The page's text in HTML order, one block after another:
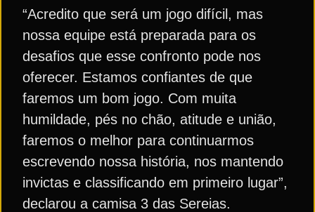
“Acredito que será um jogo difícil, mas
nossa equipe está preparada para os
desafios que esse confronto pode nos
oferecer. Estamos confiantes de que
faremos um bom jogo. Com muita
humildade, pés no chão, atitude e união,
faremos o melhor para continuarmos
escrevendo nossa história, nos mantendo
invictas e classificando em primeiro lugar”,
declarou a camisa 3 das Sereias.